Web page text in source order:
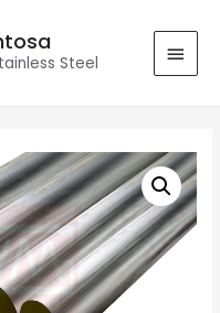
Steel